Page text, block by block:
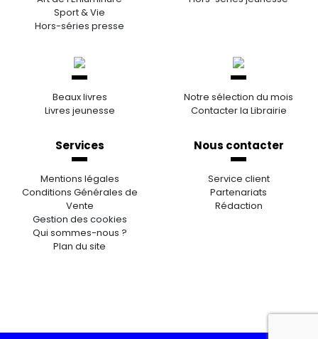
Sport & Vie
Hors-séries presse
Beaux livres
Livres jeunesse
Notre sélection du mois
Contacter la Librairie
Services
Mentions légales
Conditions Générales de
Vente
Gestion des cookies
Qui sommes-nous ?
Plan du site
Nous contacter
Service client
Partenariats
Rédaction